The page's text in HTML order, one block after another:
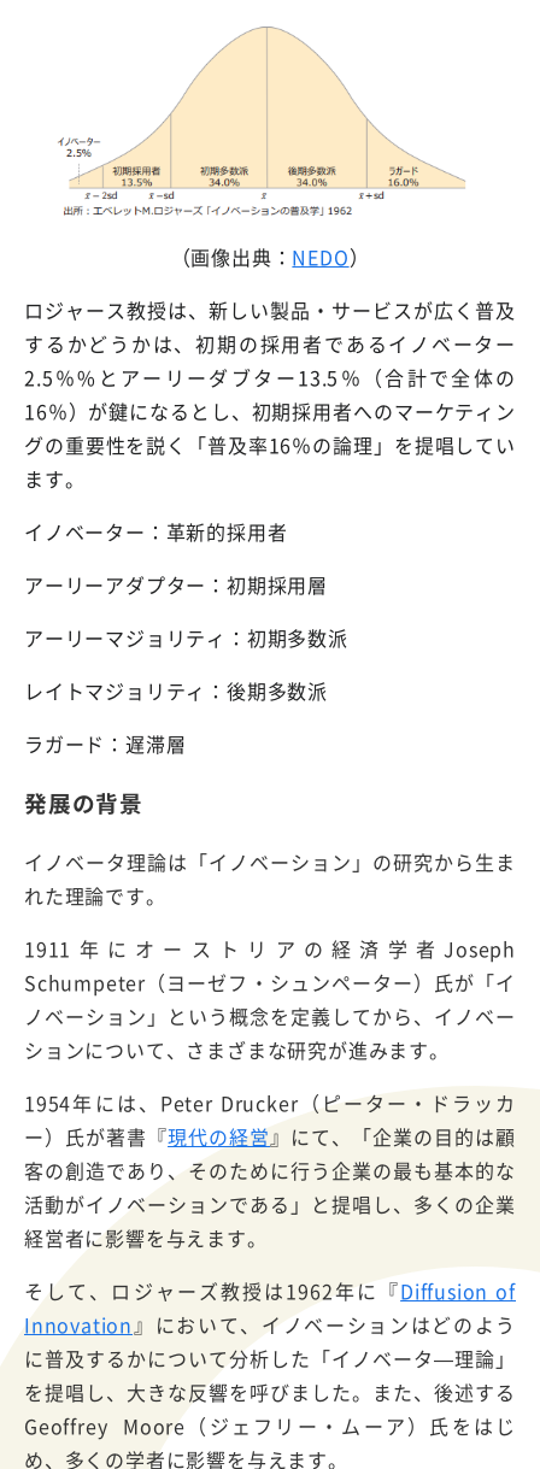
（画像出典： NEDO）
ロジャース教授は、新しい製品・サービスが広く普及
するかどうかは、初期の採用者であるイノベーター
2.5％%とアーリーダブター13.5％（合計で全体の
16％）が鍵になるとし、初期採用者へのマーケティン
グの重要性を説く「普及率16％の論理」を提唱してい
ます。
イノベーター：革新的採用者
アーリーアダプター：初期採用層
アーリーマジョリティ：初期多数派
レイトマジョリティ：後期多数派
ラガード：遅滞層
発展の背景
イノベータ理論は「イノベーション」の研究から生ま
れた理論です。
1911年にオーストリアの経済学者Joseph
Schumpeter（ヨーゼフ・シュンペーター）氏が「イ
ノベーション」という概念を定義してから、イノベー
ションについて、さまざまな研究が進みます。
1954年には、Peter Drucker（ピーター・ドラッカ
ー）氏が著書『現代の経営 』にて、「企業の目的は顧
客の創造であり、そのために行う企業の最も基本的な
活動がイノベーションである」と提唱し、多くの企業
経営者に影響を与えます。
そして、ロジャーズ教授は1962年に『Diffusion of
Innovation 』において、イノベーションはどのよう
に普及するかについて分析した「イノベータ—理論」
を提唱し、大きな反響を呼びました。また、後述する
Geoffrey Moore（ジェフリー・ムーア）氏をはじ
め、多くの学者に影響を与えます。